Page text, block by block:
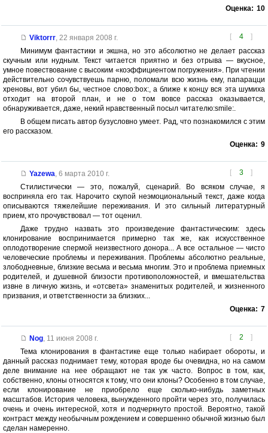
Оценка: 10
[ 4 ]
Viktorrr, 22 января 2008 г.
Минимум фантастики и экшна, но это абсолютно не делает рассказ
скучным или нудным. Текст читается приятно и без отрыва — вкусное,
умное повествование с высоким «коэффициентом погружения». При чтении
действительно сочувствуешь парню, поломали всю жизнь ему, папарацци
хреновы, вот убил бы, честное слово:box:, а ближе к концу вся эта шумиха
отходит на второй план, и не о том вовсе рассказ оказывается,
обнаруживается, даже, некий нравственный посыл читателю:smile:.
В общем писать автор бузусловно умеет. Рад, что познакомился с этим
его рассказом.
Оценка: 9
[ 3 ]
Yazewa 6 марта 2010 г.
Стилистически — это, пожалуй, сценарий. Во всяком случае, я
восприняла его так. Нарочито скупой неэмоциональный текст, даже когда
описываются тяжелейшие переживания. И это сильный литературный
прием, кто прочувствовал — тот оценил.
Даже трудно назвать это произведение фантастическим: здесь
клонирование воспринимается примерно так же, как искусственное
оплодотворение спермой неизвестного донора... А все остальное — чисто
человеческие проблемы и переживания. Проблемы абсолютно реальные,
злободневные, близкие весьма и весьма многим. Это и проблема приемных
родителей, и душевной близости противоположностей, и вмешательства
извне в личную жизнь, и «отсвета» знаменитых родителей, и жизненного
призвания, и ответственности за близких...
Оценка: 7
[ 2 ]
Nog, 11 июня 2008 г.
Тема клонирования в фантастике еще только набирает обороты, и
данный рассказ поднимает тему, которая вроде бы очевидна, но на самом
деле внимание на нее обращают не так уж часто. Вопрос в том, как,
собственно, клоны относятся к тому, что они клоны? Особенно в том случае,
если клонирование не приобрело еще сколько-нибудь заметных
масштабов. История человека, вынужденного пройти через это, получилась
очень и очень интересной, хотя и подчеркнуто простой. Вероятно, такой
контраст между необычным рождением и совершенно обычной жизнью был
сделан намеренно.